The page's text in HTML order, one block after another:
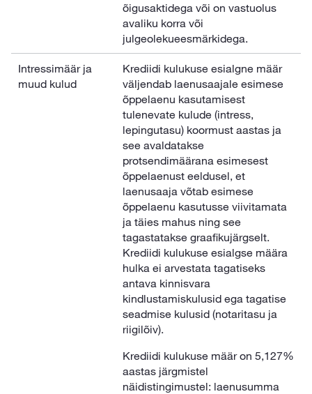
õigusaktidega või on vastuolus
avaliku korra või
julgeolekueesmärkidega.
Intressimäär ja
muud kulud
Krediidi kulukuse esialgne määr
väljendab laenusaajale esimese
õppelaenu kasutamisest
tulenevate kulude (intress,
lepingutasu) koormust aastas ja
see avaldatakse
protsendimäärana esimesest
õppelaenust eeldusel, et
laenusaaja võtab esimese
õppelaenu kasutusse viivitamata
ja täies mahus ning see
tagastatakse graafikujärgselt.
Krediidi kulukuse esialgse määra
hulka ei arvestata tagatiseks
antava kinnisvara
kindlustamiskulusid ega tagatise
seadmise kulusid (notaritasu ja
riigilõiv).
Krediidi kulukuse määr on 5,127%
aastas järgmistel
näidistingimustel: laenusumma